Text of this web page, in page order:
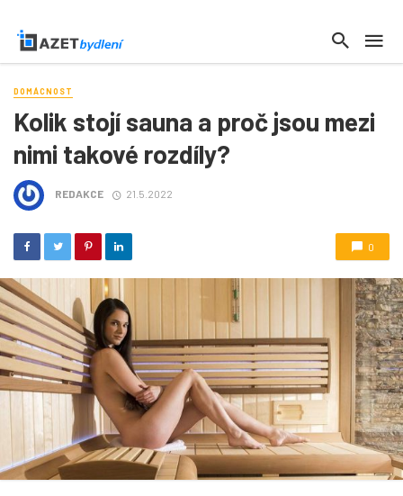
DOMÁCNOST
Kolik stojí sauna a proč jsou mezi
nimi takové rozdíly?
REDAKCE 21.5.2022
0